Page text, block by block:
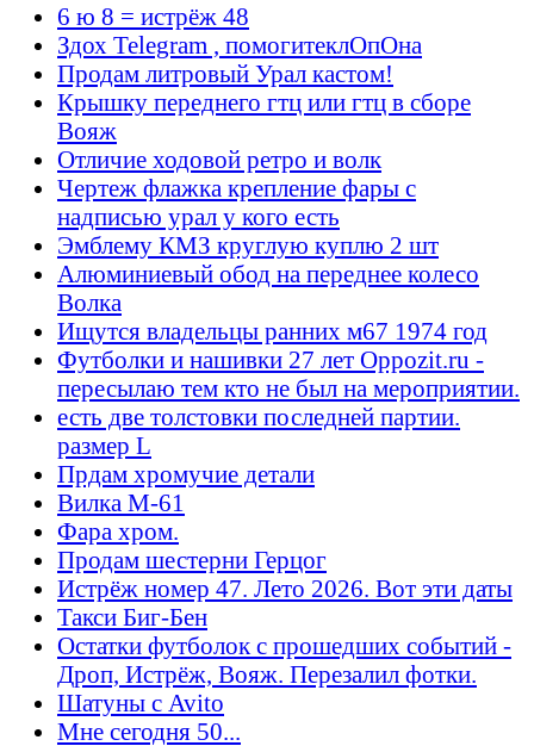
6 ю 8 = истрёж 48
Здох Telegram , помогитеклОпОна
Продам литровый Урал кастом!
Крышку переднего гтц или гтц в сборе
Вояж
Отличие ходовой ретро и волк
Чертеж флажка крепление фары с
надписью урал у кого есть
Эмблему КМЗ круглую куплю 2 шт
Алюминиевый обод на переднее колесо
Волка
Ищутся владельцы ранних м67 1974 год
Футболки и нашивки 27 лет Oppozit.ru -
пересылаю тем кто не был на мероприятии.
есть две толстовки последней партии.
размер L
Прдам хромучие детали
Вилка М-61
Фара хром.
Продам шестерни Герцог
Истрёж номер 47. Лето 2026. Вот эти даты
Такси Биг-Бен
Остатки футболок с прошедших событий -
Дроп, Истрёж, Вояж. Перезалил фотки.
Шатуны с Avito
Мне сегодня 50...